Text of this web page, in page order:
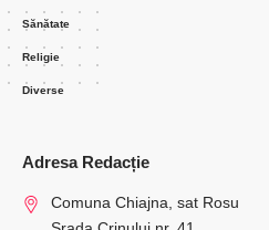
Sănătate
Religie
Diverse
Adresa Redacție
Comuna Chiajna, sat Rosu